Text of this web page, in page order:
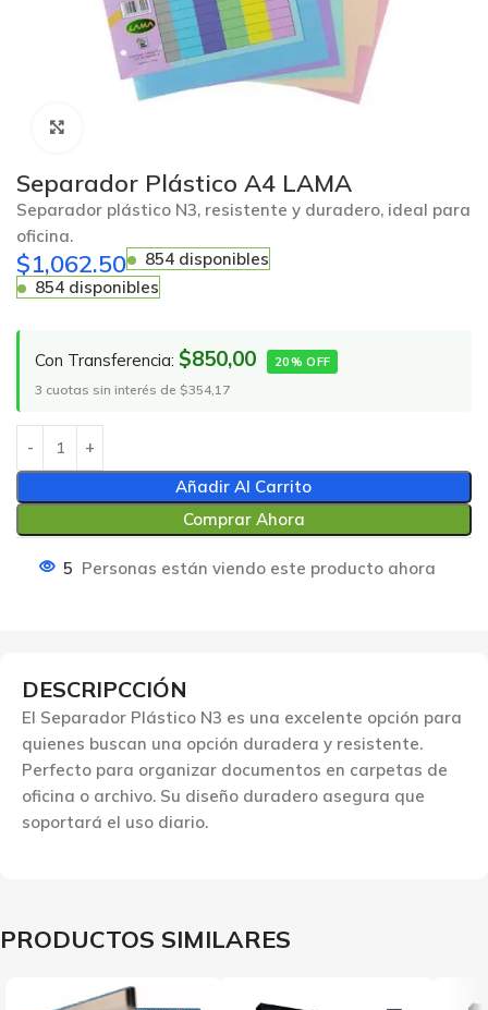
Separador Plástico A4 LAMA
Separador plástico N3, resistente y duradero, ideal para
oficina.
$1,062.50
854 disponibles
854 disponibles
Con Transferencia: $850,00 20% OFF
3 cuotas sin interés de $354,17
Añadir Al Carrito
Comprar Ahora
5 Personas están viendo este producto ahora
DESCRIPCCIÓN
El Separador Plástico N3 es una excelente opción para
quienes buscan una opción duradera y resistente.
Perfecto para organizar documentos en carpetas de
oficina o archivo. Su diseño duradero asegura que
soportará el uso diario.
PRODUCTOS SIMILARES